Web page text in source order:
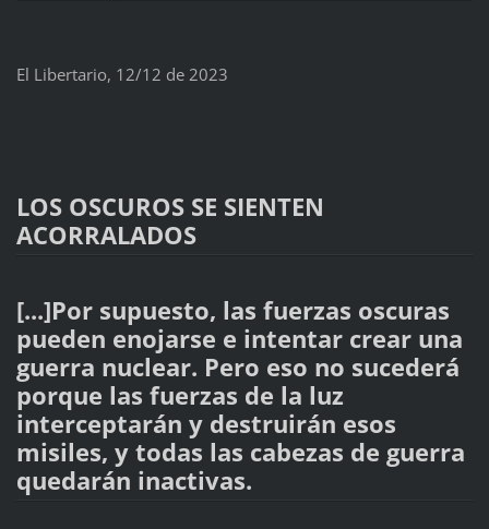
El Libertario, 12/12 de 2023
LOS OSCUROS SE SIENTEN
ACORRALADOS
[...]Por supuesto, las fuerzas oscuras
pueden enojarse e intentar crear una
guerra nuclear. Pero eso no sucederá
porque las fuerzas de la luz
interceptarán y destruirán esos
misiles, y todas las cabezas de guerra
quedarán inactivas.